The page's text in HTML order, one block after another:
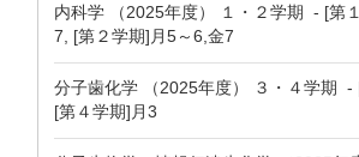
内科学 （2025年度） １・２学期 - [第
7, [第２学期]月5～6,金7
分子歯化学 （2025年度） ３・４学期 -
[第４学期]月3